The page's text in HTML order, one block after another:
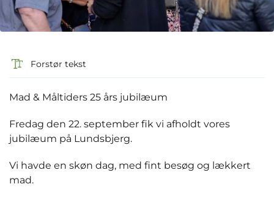
Forstør tekst
Mad & Måltiders 25 års jubilæum
Fredag den 22. september fik vi afholdt vores
jubilæum på Lundsbjerg.
Vi havde en skøn dag, med fint besøg og lækkert
mad.